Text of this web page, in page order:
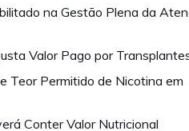
na Gestão Plena da
Valor Pago por
Teor Permitido de Nicotina em
Conter Valor Nutricional